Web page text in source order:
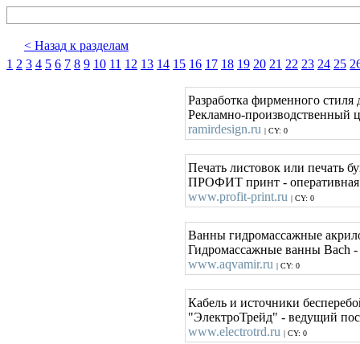
< Назад к разделам
1 2 3 4 5 6 7 8 9 10 11 12 13 14 15 16 17 18 19 20 21 22 23 24 25
Разработка фирменного
Рекламно-производственный
ramirdesign.ru | CY: 0
Печать листовок или
ПРОФИТ принт - оперативная
www.profit-print.ru | CY: 0
Ванны гидромассажные
Гидромассажные ванны Bach
www.aqvamir.ru | CY: 0
Кабель и источники
"ЭлектроТрейд" - ведущий
www.electrotrd.ru | CY: 0